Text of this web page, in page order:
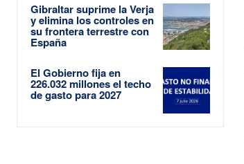
Gibraltar suprime la Verja
y elimina los controles en
su frontera terrestre con
España
El Gobierno fija en
226.032 millones el techo
de gasto para 2027